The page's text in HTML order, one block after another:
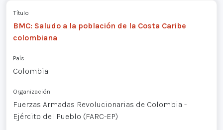
Título
BMC: Saludo a la población de la Costa Caribe
colombiana
País
Colombia
Organización
Fuerzas Armadas Revolucionarias de Colombia -
Ejército del Pueblo (FARC-EP)